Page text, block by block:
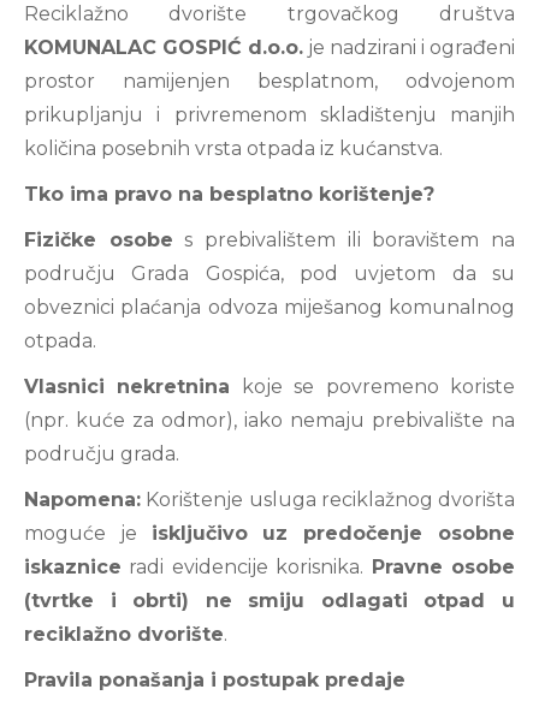
Reciklažno dvorište trgovačkog društva
KOMUNALAC GOSPIĆ d.o.o. je nadzirani i ograđeni
prostor namijenjen besplatnom, odvojenom
prikupljanju i privremenom skladištenju manjih
količina posebnih vrsta otpada iz kućanstva.
Tko ima pravo na besplatno korištenje?
Fizičke osobe s prebivalištem ili boravištem na
području Grada Gospića, pod uvjetom da su
obveznici plaćanja odvoza miješanog komunalnog
otpada.
Vlasnici nekretnina koje se povremeno koriste
(npr. kuće za odmor), iako nemaju prebivalište na
području grada.
Napomena: Korištenje usluga reciklažnog dvorišta
moguće je isključivo uz predočenje osobne
iskaznice radi evidencije korisnika. Pravne osobe
(tvrtke i obrti) ne smiju odlagati otpad u
reciklažno dvorište.
Pravila ponašanja i postupak predaje